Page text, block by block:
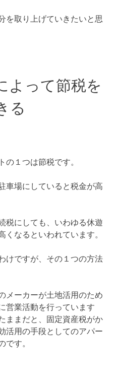
を取り上げていきたいと思
よって節税を
る
の１つは節税です。
車場にしていると税金が高
税にしても、いわゆる休遊
くなるといわれています。
けですが、その１つの方法
メーカーが土地活用のため
営業活動を行っています
ままだと、固定資産税がか
活用の手段としてのアパー
です。